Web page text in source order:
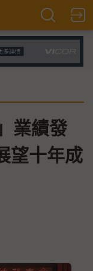
業績發
望十年成